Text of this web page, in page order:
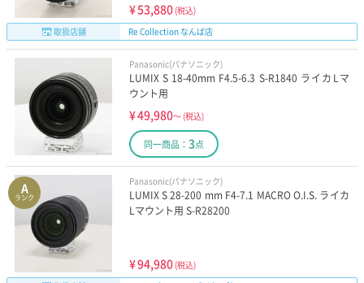
¥53,880 (税込)
取扱店舗
Re Collection なんば店
Panasonic(パナソニック)
LUMIX S 18-40mm F4.5-6.3 S-R1840 ライカLマ
ウント用
¥49,980～ (税込)
同一商品： 3点
A
ランク
Panasonic(パナソニック)
LUMIX S 28-200 mm F4-7.1 MACRO O.I.S. ライカ
Lマウント用 S-R28200
¥94,980 (税込)